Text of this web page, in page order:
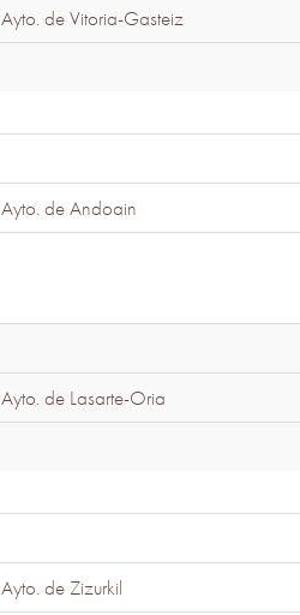
Ayto. de Vitoria-Gasteiz
Ayto. de Andoain
Ayto. de Lasarte-Oria
Ayto. de Zizurkil